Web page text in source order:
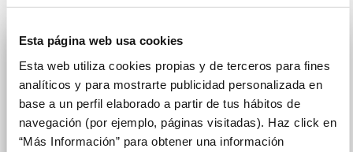
Esta página web usa cookies
Esta web utiliza cookies propias y de terceros para fines
analíticos y para mostrarte publicidad personalizada en
base a un perfil elaborado a partir de tus hábitos de
navegación (por ejemplo, páginas visitadas). Haz click en
“Más Información” para obtener una información